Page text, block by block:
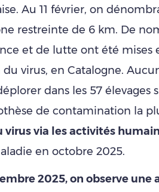
Au 11 février, on
restreinte de 6 km. De
et de lutte ont été mises
virus, en Catalogne.
dans les 57 élevages
de contamination la
virus via les activités
en octobre 2025.
2025, on observe